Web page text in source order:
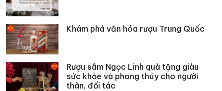
Khám phá văn hóa rượu Trung Quốc
Rượu sâm Ngọc Linh quà tặng giàu
sức khỏe và phong thủy cho người
thân, đối tác